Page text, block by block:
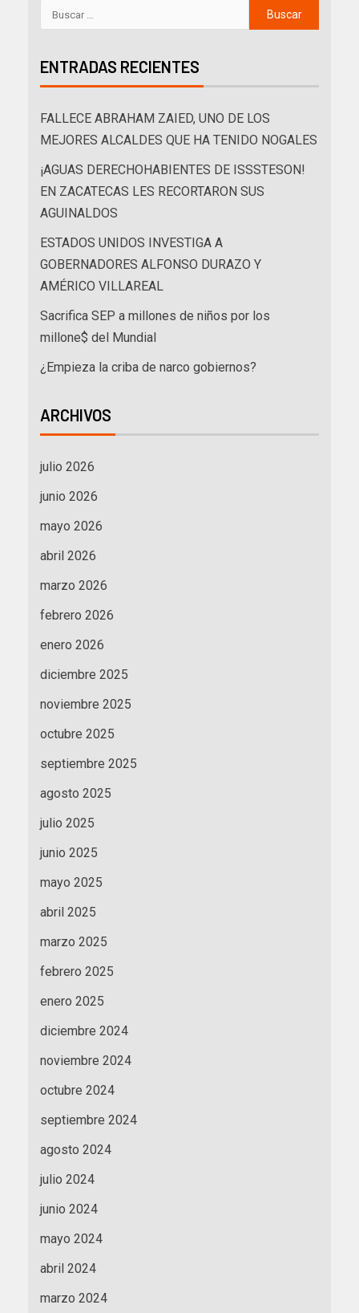
ENTRADAS RECIENTES
FALLECE ABRAHAM ZAIED, UNO DE LOS
MEJORES ALCALDES QUE HA TENIDO NOGALES
¡AGUAS DERECHOHABIENTES DE ISSSTESON!
EN ZACATECAS LES RECORTARON SUS
AGUINALDOS
ESTADOS UNIDOS INVESTIGA A
GOBERNADORES ALFONSO DURAZO Y
AMÉRICO VILLAREAL
Sacrifica SEP a millones de niños por los
millone$ del Mundial
¿Empieza la criba de narco gobiernos?
ARCHIVOS
julio 2026
junio 2026
mayo 2026
abril 2026
marzo 2026
febrero 2026
enero 2026
diciembre 2025
noviembre 2025
octubre 2025
septiembre 2025
agosto 2025
julio 2025
junio 2025
mayo 2025
abril 2025
marzo 2025
febrero 2025
enero 2025
diciembre 2024
noviembre 2024
octubre 2024
septiembre 2024
agosto 2024
julio 2024
junio 2024
mayo 2024
abril 2024
marzo 2024